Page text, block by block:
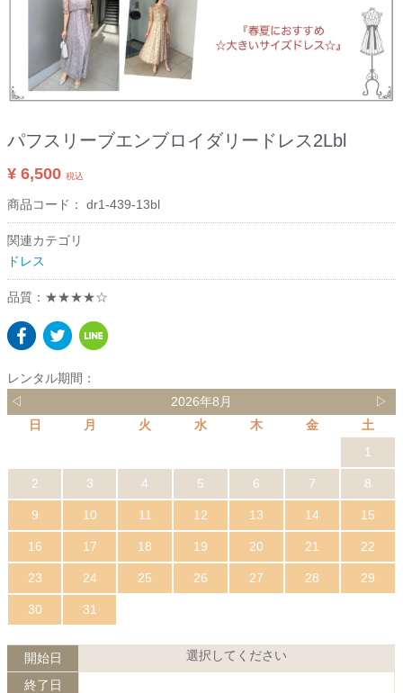
パフスリーブエンブロイダリードレス2Lbl
¥ 6,500 税込
商品コード： dr1-439-13bl
関連カテゴリ
ドレス
品質：★★★★☆
レンタル期間：
◁
2026年8月
▷
日
月 火 水 木 金
土
1
2 3 4 5 6 7 8
9 10 11 12 13 14 15
16 17 18 19 20 21 22
23 24 25 26 27 28 29
30 31
開始日 選択してください
終了日